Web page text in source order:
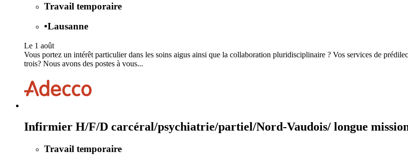
Travail temporaire
•Lausanne
Le 1 août
Vous portez un intérêt particulier dans les soins aigus ainsi que la collaboration pluridisciplinaire ? Vos services de
trois? Nous avons des postes à vous...
Infirmier H/F/D carcéral/psychiatrie/partiel/Nord-Vaudois/ longue
Travail temporaire